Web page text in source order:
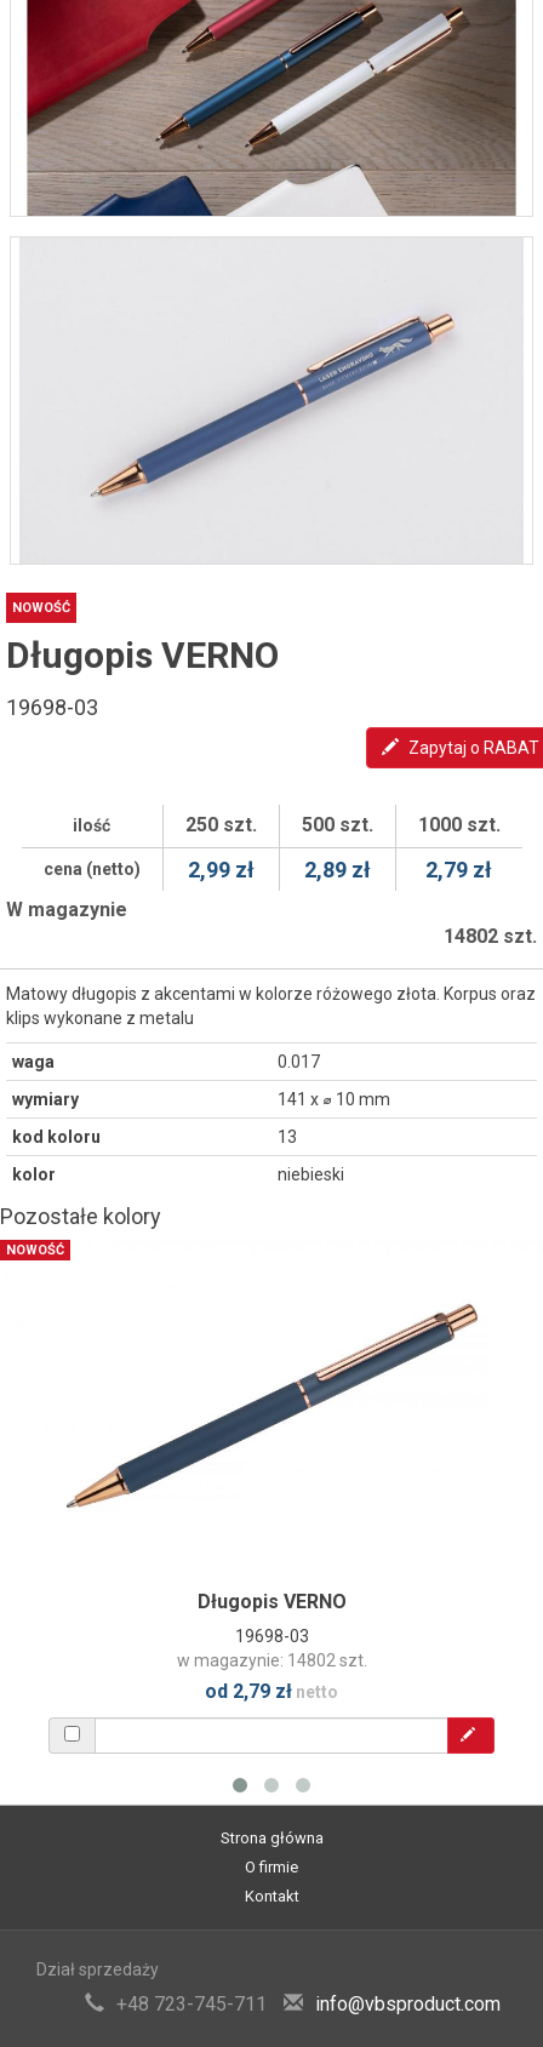
NOWOŚĆ
Długopis VERNO
19698-03
Zapytaj o RABAT
ilość 250 szt. 500 szt. 1000 szt.
cena (netto) 2,99 zł 2,89 zł 2,79 zł
W magazynie
14802 szt.
Matowy długopis z akcentami w kolorze różowego złota. Korpus oraz
klips wykonane z metalu
waga
0.017
wymiary
141 x ⌀ 10 mm
kod koloru
13
kolor
niebieski
Pozostałe kolory
NOWOŚĆ
Długopis VERNO
19698-03
w magazynie: 14802 szt.
od 2,79 zł netto
Strona główna
O firmie
Kontakt
Dział sprzedaży
+48 723-745-711 info@vbsproduct.com